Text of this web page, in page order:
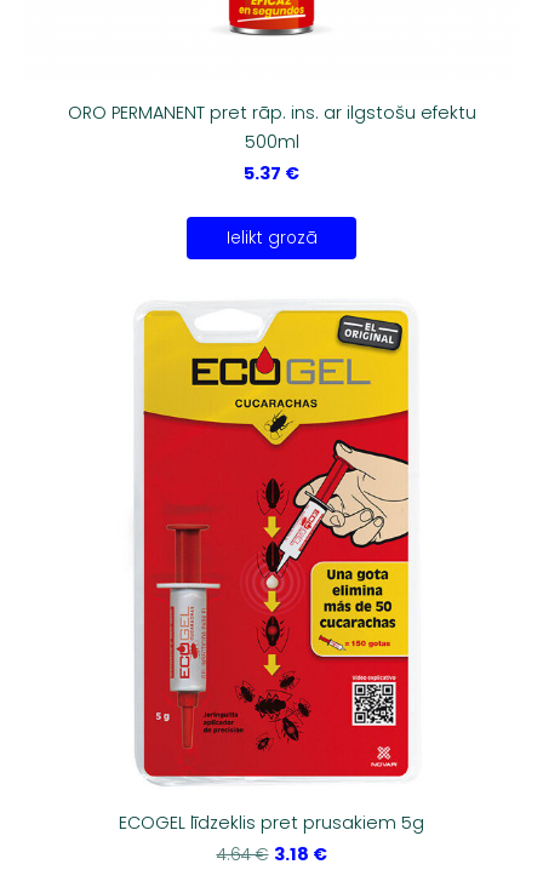
ORO PERMANENT pret rāp. ins. ar ilgstošu efektu
500ml
5.37 €
Ielikt grozā
ECOGEL līdzeklis pret prusakiem 5g
4.64 € 3.18 €